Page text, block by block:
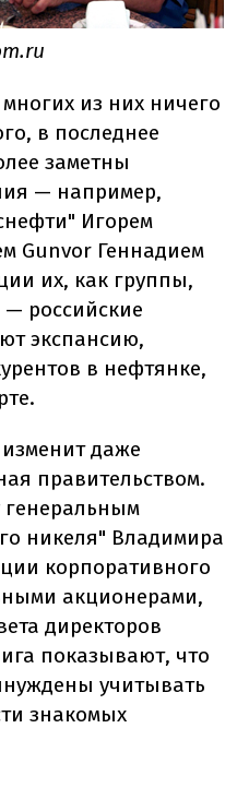
из них ничего
в последнее
заметны
— например,
Игорем
Gunvor Геннадием
их, как группы,
российские
экспансию,
в нефтянке,
даже
правительством.
генеральным
никеля" Владимира
корпоративного
акционерами,
директоров
показывают, что
учитывать
знакомых